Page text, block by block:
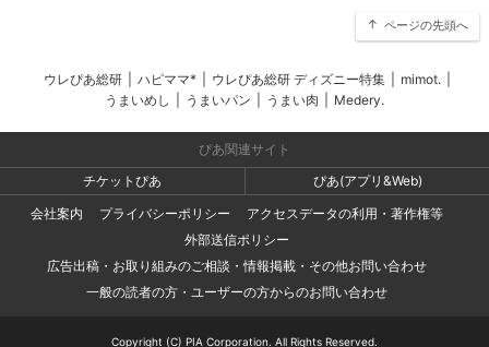
ページの先頭へ
ウレぴあ総研 ハピママ* ウレぴあ総研 ディズニー特集 mimot.
うまいめし
うまいパン うまい肉 Medery.
ぴあ関連サイト
チケットぴあ
ぴあ(アプリ&Web)
会社案内
プライバシーポリシー
アクセスデータの利用・著作権等
外部送信ポリシー
広告出稿・お取り組みのご相談・情報掲載・その他お問い合わせ
一般の読者の方・ユーザーの方からのお問い合わせ
Copyright (C) PIA Corporation. All Rights Reserved.